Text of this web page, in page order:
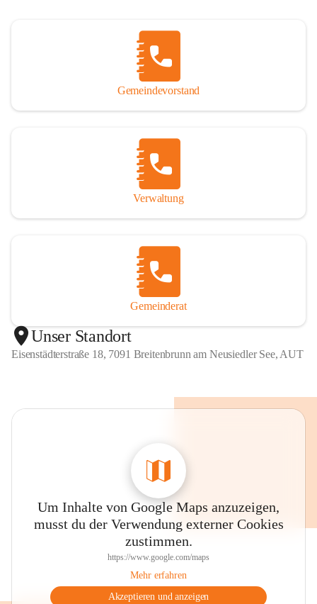
Gemeindevorstand
Verwaltung
Gemeinderat
Unser Standort
Eisenstädterstraße 18, 7091 Breitenbrunn am Neusiedler See, AUT
Um Inhalte von Google Maps anzuzeigen,
musst du der Verwendung externer Cookies
zustimmen.
https://www.google.com/maps
Mehr erfahren
Akzeptieren und anzeigen